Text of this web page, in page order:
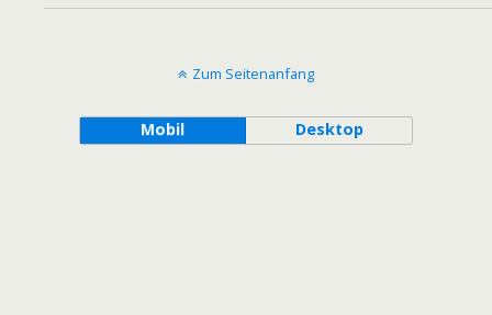
Zum Seitenanfang
Mobil Desktop